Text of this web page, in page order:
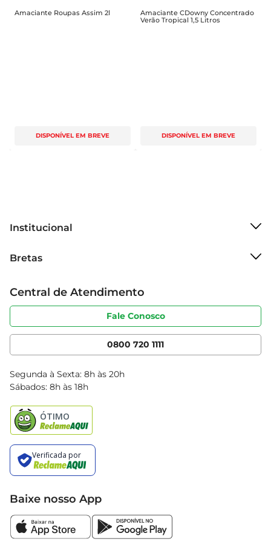
Amaciante Roupas Assim 2l
DISPONÍVEL EM BREVE
Amaciante CDowny Concentrado
Verão Tropical 1,5 Litros
DISPONÍVEL EM BREVE
Institucional
Grupo Cencosud
Sobre privacidade
Portal do fornecedor
Cencosud Media
Bretas
Produtos Bretas
Código de ética
Serviços
Clube Bretas
Blog Bretas
Black Friday
Central de Atendimento
Fale Conosco
0800 720 1111
Segunda à Sexta: 8h às 20h
Sábados: 8h às 18h
Baixe nosso App